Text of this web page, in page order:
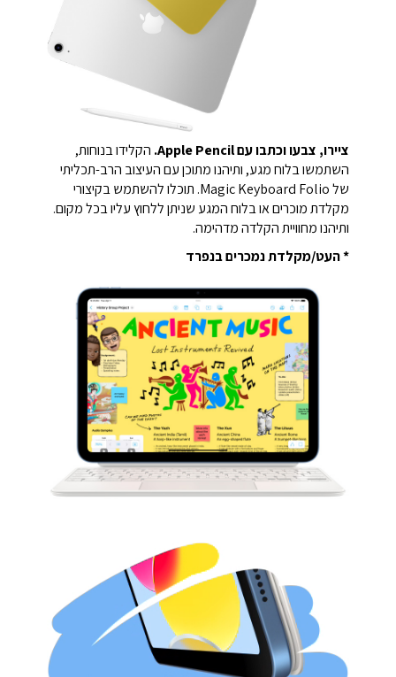
ציירו, צבעו וכתבו עם Apple Pencil.
הקלידו בנוחות,
השתמשו בלוח מגע, ותיהנו מתוכן עם העיצוב הרב-תכליתי
של Magic Keyboard Folio. תוכלו להשתמש בקיצורי
מקלדת מוכרים או בלוח המגע שניתן ללחוץ עליו בכל מקום.
ותיהנו מחוויית הקלדה מדהימה.
* העט/מקלדת נמכרים בנפרד